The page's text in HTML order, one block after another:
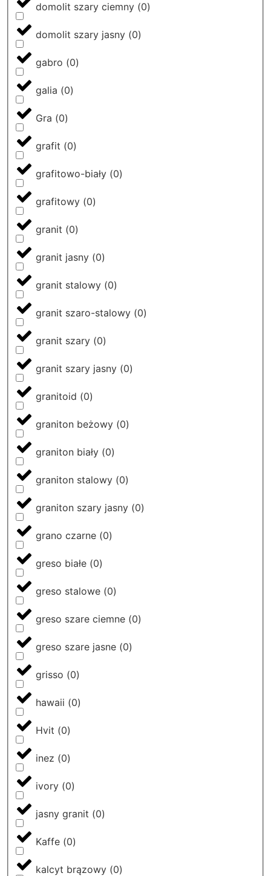
domolit szary ciemny (0)
domolit szary jasny (0)
gabro (0)
galia (0)
Gra (0)
grafit (0)
grafitowo-biały (0)
grafitowy (0)
granit (0)
granit jasny (0)
granit stalowy (0)
granit szaro-stalowy (0)
granit szary (0)
granit szary jasny (0)
granitoid (0)
graniton beżowy (0)
graniton biały (0)
graniton stalowy (0)
graniton szary jasny (0)
grano czarne (0)
greso białe (0)
greso stalowe (0)
greso szare ciemne (0)
greso szare jasne (0)
grisso (0)
hawaii (0)
Hvit (0)
inez (0)
ivory (0)
jasny granit (0)
Kaffe (0)
kalcyt brązowy (0)